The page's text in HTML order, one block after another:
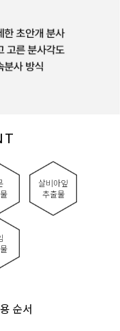
살비아잎
추출물
순서